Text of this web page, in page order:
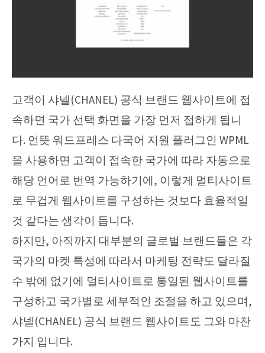
고객이 샤넬(CHANEL) 공식 브랜드 웹사이트에 접
속하면 국가 선택 화면을 가장 먼저 접하게 됩니
다. 언뜻 워드프레스 다국어 지원 플러그인 WPML
을 사용하면 고객이 접속한 국가에 따라 자동으로
해당 언어로 번역 가능하기에, 이렇게 멀티사이트
로 무겁게 웹사이트를 구성하는 것보다 효율적일
것 같다는 생각이 듭니다.
하지만, 아직까지 대부분의 글로벌 브랜드들은 각
국가의 마켓 특성에 따라서 마케팅 전략도 달라질
수 밖에 없기에 멀티사이트로 통일된 웹사이트를
구성하고 국가별로 세부적인 조절을 하고 있으며,
샤넬(CHANEL) 공식 브랜드 웹사이트도 그와 마찬
가지 입니다.